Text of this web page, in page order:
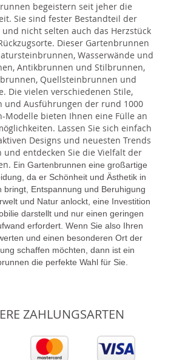
begeistern seit jeher die
Sie sind fester Bestandteil der
nicht selten auch das Herzstück
Dieser Gartenbrunnen
Wasserwände und
Antikbrunnen und Stilbrunnen,
Quellsteinbrunnen und
Die vielen verschiedenen Stile,
und Ausführungen der rund 1000
Modelle bieten Ihnen eine Fülle an
Lassen Sie sich einfach
Designs und neuesten Trends
und entdecken Sie die Vielfalt der
Ein Gartenbrunnen eine großartige
da er Schönheit und Ästhetik in
bringt, Entspannung und Beruhigung
und Natur anlockt, eine Investition
darstellt und nur einen geringen
erfordert. Wenn Sie also Ihren
und einen besonderen Ort der
schaffen möchten, dann ist ein
die perfekte Wahl für Sie.
ZAHLUNGSARTEN